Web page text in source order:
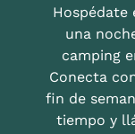
Hospédate
una
camping
Conecta
fin de
tiempo y